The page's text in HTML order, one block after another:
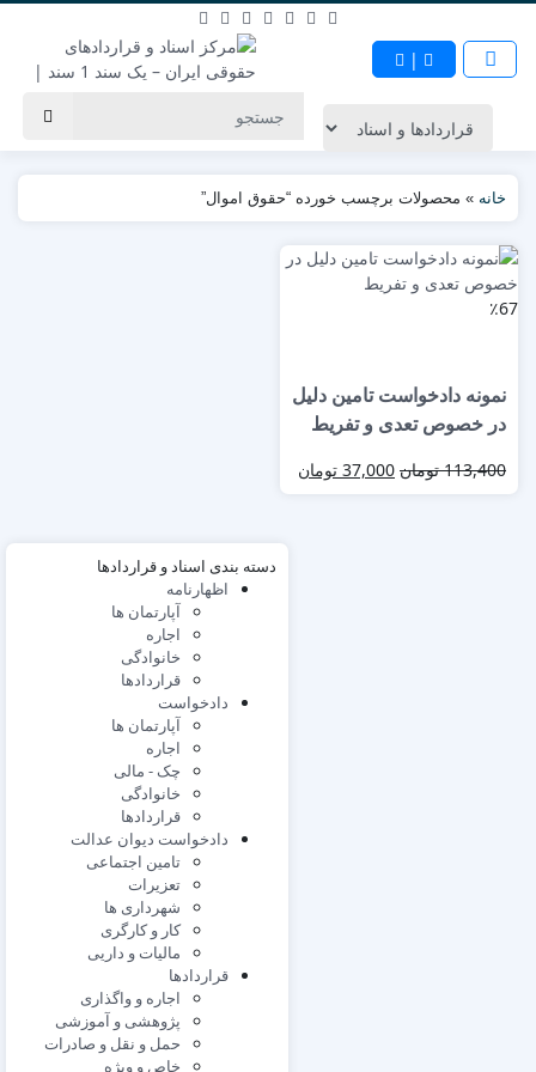
|
خانه » محصولات برچسب خورده “حقوق اموال”
٪67
نمونه دادخواست تامین دلیل
در خصوص تعدی و تفریط
113,400 تومان 37,000 تومان
دسته بندی اسناد و قراردادها
اظهارنامه
آپارتمان ها
اجاره
خانوادگی
قراردادها
دادخواست
آپارتمان ها
اجاره
چک - مالی
خانوادگی
قراردادها
دادخواست دیوان عدالت
تامین اجتماعی
تعزیرات
شهرداری ها
کار و کارگری
مالیات و داریی
قراردادها
اجاره و واگذاری
پژوهشی و آموزشی
حمل و نقل و صادرات
خاص و ویژه